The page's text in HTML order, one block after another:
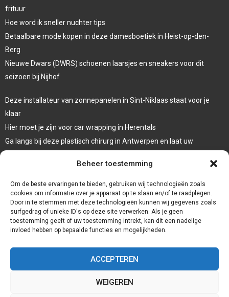
Beheer toestemming
Om de beste ervaringen te bieden, gebruiken wij technologieën zoals
cookies om informatie over je apparaat op te slaan en/of te raadplegen.
Door in te stemmen met deze technologieën kunnen wij gegevens zoals
surfgedrag of unieke ID's op deze site verwerken. Als je geen
toestemming geeft of uw toestemming intrekt, kan dit een nadelige
invloed hebben op bepaalde functies en mogelijkheden.
ACCEPTEREN
WEIGEREN
frituur
Hoe word ik sneller nuchter tips
Betaalbare mode kopen in deze damesboetiek in Heist-op-den-
Berg
Nieuwe Dwars (DWRS) schoenen laarsjes en sneakers voor dit
seizoen bij Nijhof
Deze installateur van zonnepanelen in Sint-Niklaas staat voor je
klaar
Hier moet je zijn voor car wrapping in Herentals
Ga langs bij deze plastisch chirurg in Antwerpen en laat uw
Laat een systeemdiagnose uitvoeren bij deze garage in Dessel